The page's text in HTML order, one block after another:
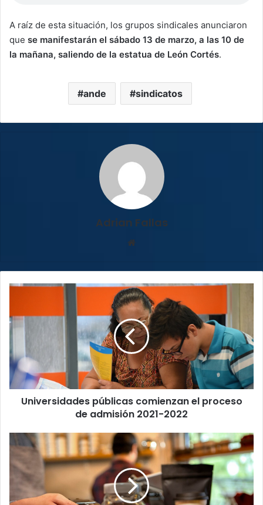
A raíz de esta situación, los grupos sindicales anunciaron
que se manifestarán el sábado 13 de marzo, a las 10 de
la mañana, saliendo de la estatua de León Cortés.
ande sindicatos
Adrian Fallas
Universidades
comienzan
el
de
admisión
2021-
2022
Universidades públicas comienzan el proceso
de admisión 2021-2022
de
plataformas
bancarias
incrementó
un